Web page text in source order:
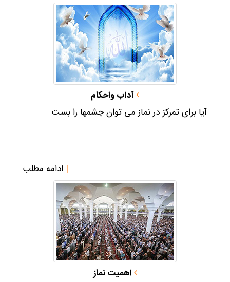
آداب واحکام
آيا براى تمركز در نماز مى‏ توان چشم‏ها را بست
| ادامه مطلب
اهمیت نماز